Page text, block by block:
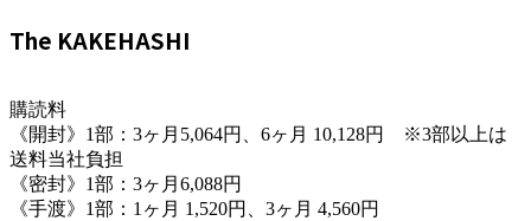
The KAKEHASHI
購読料
《開封》1部：3ヶ月5,064円、6ヶ月 10,128円 ※3部以上は
送料当社負担
《密封》1部：3ヶ月6,088円
《手渡》1部：1ヶ月 1,520円、3ヶ月 4,560円